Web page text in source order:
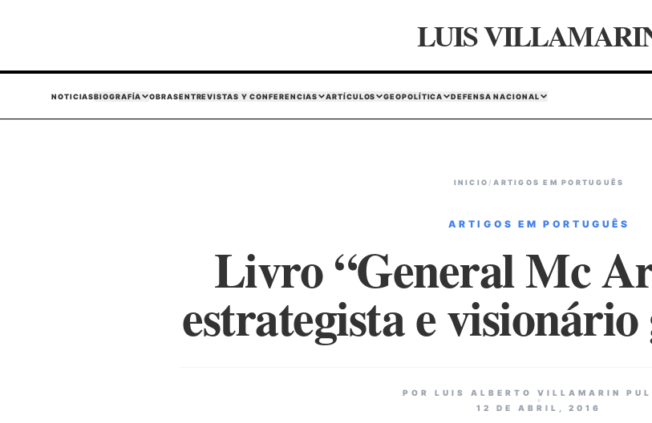
LUIS
NOTICIASBIOGRAFÍA OBRASENTREVISTAS Y CONFERENCIAS ARTÍCULOS GEOPOLÍTICA DEFENSA NACIONAL
INICIO /ARTIGOS EM PORTUGUÊS
ARTIGOS EM PORTUGUÊS
Livro “General Mc
estrategista e
POR LUIS ALBERTO VILLAMARIN
12 DE ABRIL, 2016